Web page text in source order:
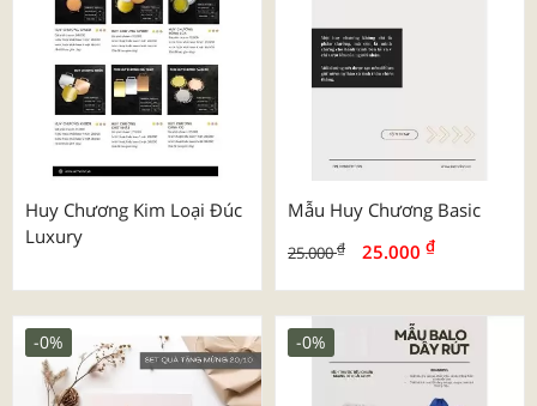
Huy Chương Kim Loại Đúc
Luxury
Mẫu Huy Chương Basic
25.000₫ 25.000 ₫
-0% -0%